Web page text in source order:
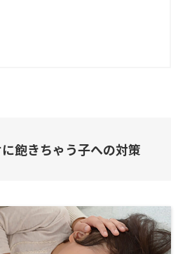
飽きちゃう子への対策